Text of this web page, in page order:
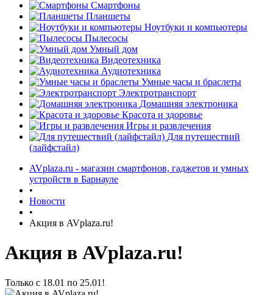
Смартфоны
Планшеты
Ноутбуки и компьютеры
Пылесосы
Умный дом
Видеотехника
Аудиотехника
Умные часы и браслеты
Электротранспорт
Домашняя электроника
Красота и здоровье
Игры и развлечения
Для путешествий
(лайфстайл)
AVplaza.ru - магазин смартфонов, гаджетов и умных
устройств в Барнауле
•
Новости
•
Акция в AVplaza.ru!
Акция в AVplaza.ru!
Только с 18.01 по 25.01!